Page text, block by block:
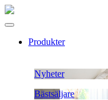
Produkter
Nyheter
Bästsäljare